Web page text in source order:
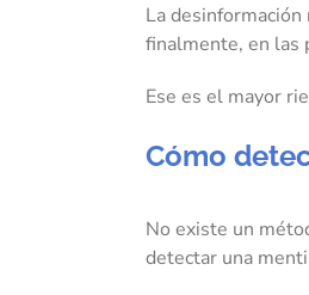
La
finalmente, en las
Ese es el mayor
Cómo
No existe un
detectar una